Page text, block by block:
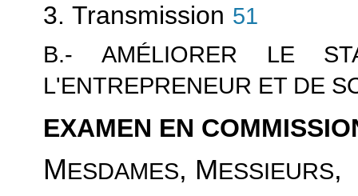
3. Transmission 51
B.- AMÉLIORER LE
L'ENTREPRENEUR ET DE
EXAMEN EN
MESDAMES, MESSIEURS,